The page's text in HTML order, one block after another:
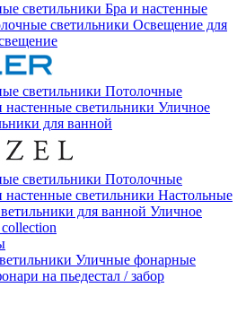
светильники Бра и настенные
светильники Освещение для
светильники Потолочные
настенные светильники Уличное
для ванной
светильники Потолочные
настенные светильники Настольные
для ванной Уличное
Уличные фонарные
на пьедестал / забор